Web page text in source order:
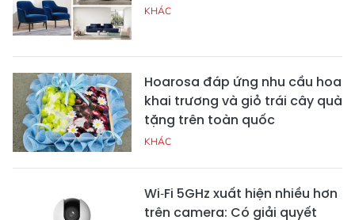
KHÁC
Hoarosa đáp ứng nhu cầu hoa
khai trương và giỏ trái cây quà
tặng trên toàn quốc
KHÁC
Wi‑Fi 5GHz xuất hiện nhiều hơn
trên camera: Có giải quyết